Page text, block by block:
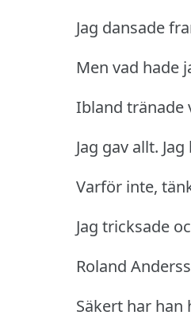
Jag dansade
Men vad hade
Ibland tränade
Jag gav allt.
Varför inte,
Jag tricksade
Roland
Säkert har